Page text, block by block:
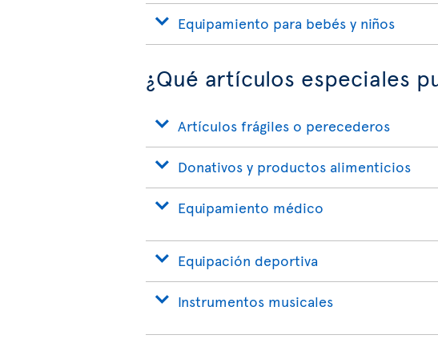
Equipamiento para bebés y niños
¿Qué artículos especiales
Artículos frágiles o perecederos
Donativos y productos alimenticios
Equipamiento médico
Equipación deportiva
Instrumentos musicales